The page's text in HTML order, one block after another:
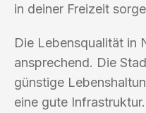
in deiner Freizeit
Die Lebensqualität in
ansprechend. Die
günstige
eine gute